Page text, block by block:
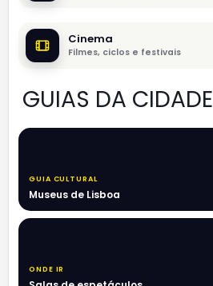
Cinema
Filmes, ciclos e festivais
GUIAS DA CIDADE
GUIA CULTURAL
Museus de Lisboa
ONDE IR